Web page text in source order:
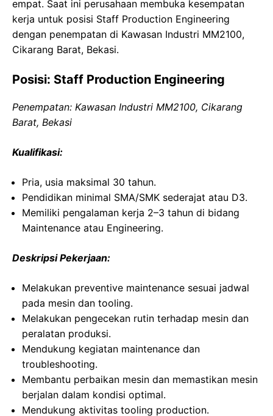
empat. Saat ini perusahaan membuka kesempatan
kerja untuk posisi Staff Production Engineering
dengan penempatan di Kawasan Industri MM2100,
Cikarang Barat, Bekasi.
Posisi: Staff Production Engineering
Penempatan: Kawasan Industri MM2100, Cikarang
Barat, Bekasi
Kualifikasi:
Pria, usia maksimal 30 tahun.
Pendidikan minimal SMA/SMK sederajat atau D3.
Memiliki pengalaman kerja 2–3 tahun di bidang
Maintenance atau Engineering.
Deskripsi Pekerjaan:
Melakukan preventive maintenance sesuai jadwal
pada mesin dan tooling.
Melakukan pengecekan rutin terhadap mesin dan
peralatan produksi.
Mendukung kegiatan maintenance dan
troubleshooting.
Membantu perbaikan mesin dan memastikan mesin
berjalan dalam kondisi optimal.
Mendukung aktivitas tooling production.